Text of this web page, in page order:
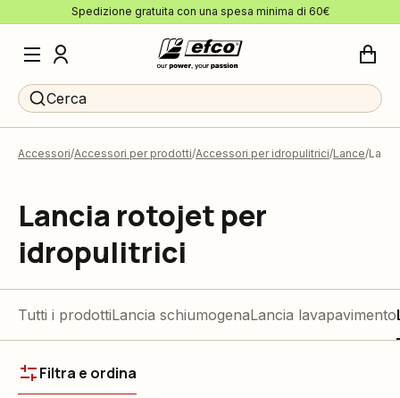
Spedizione gratuita con una spesa minima di 60€
Cerca
Accessori Accessori per prodotti Accessori per idropulitrici Lance
Lancia rotojet per
idropulitrici
Tutti i prodottiLancia schiumogenaLancia lavapavimento
Filtra e ordina